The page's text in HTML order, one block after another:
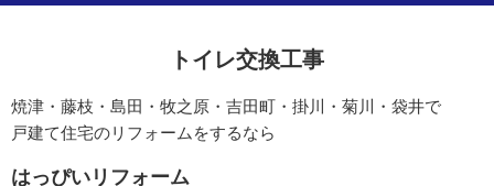
トイレ交換工事
焼津・藤枝・島田・牧之原・吉田町・掛川・菊川・袋井で
戸建て住宅のリフォームをするなら
はっぴいリフォーム